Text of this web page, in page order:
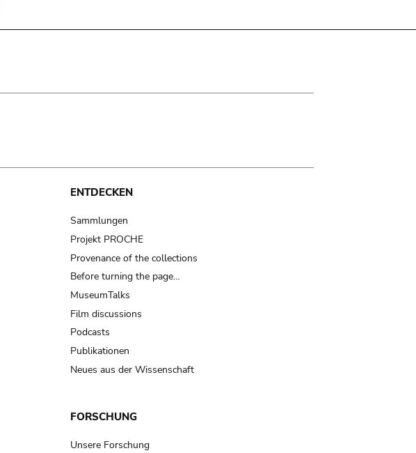
ENTDECKEN
Sammlungen
Projekt PROCHE
Provenance of the collections
Before turning the page…
MuseumTalks
Film discussions
Podcasts
Publikationen
Neues aus der Wissenschaft
FORSCHUNG
Unsere Forschung